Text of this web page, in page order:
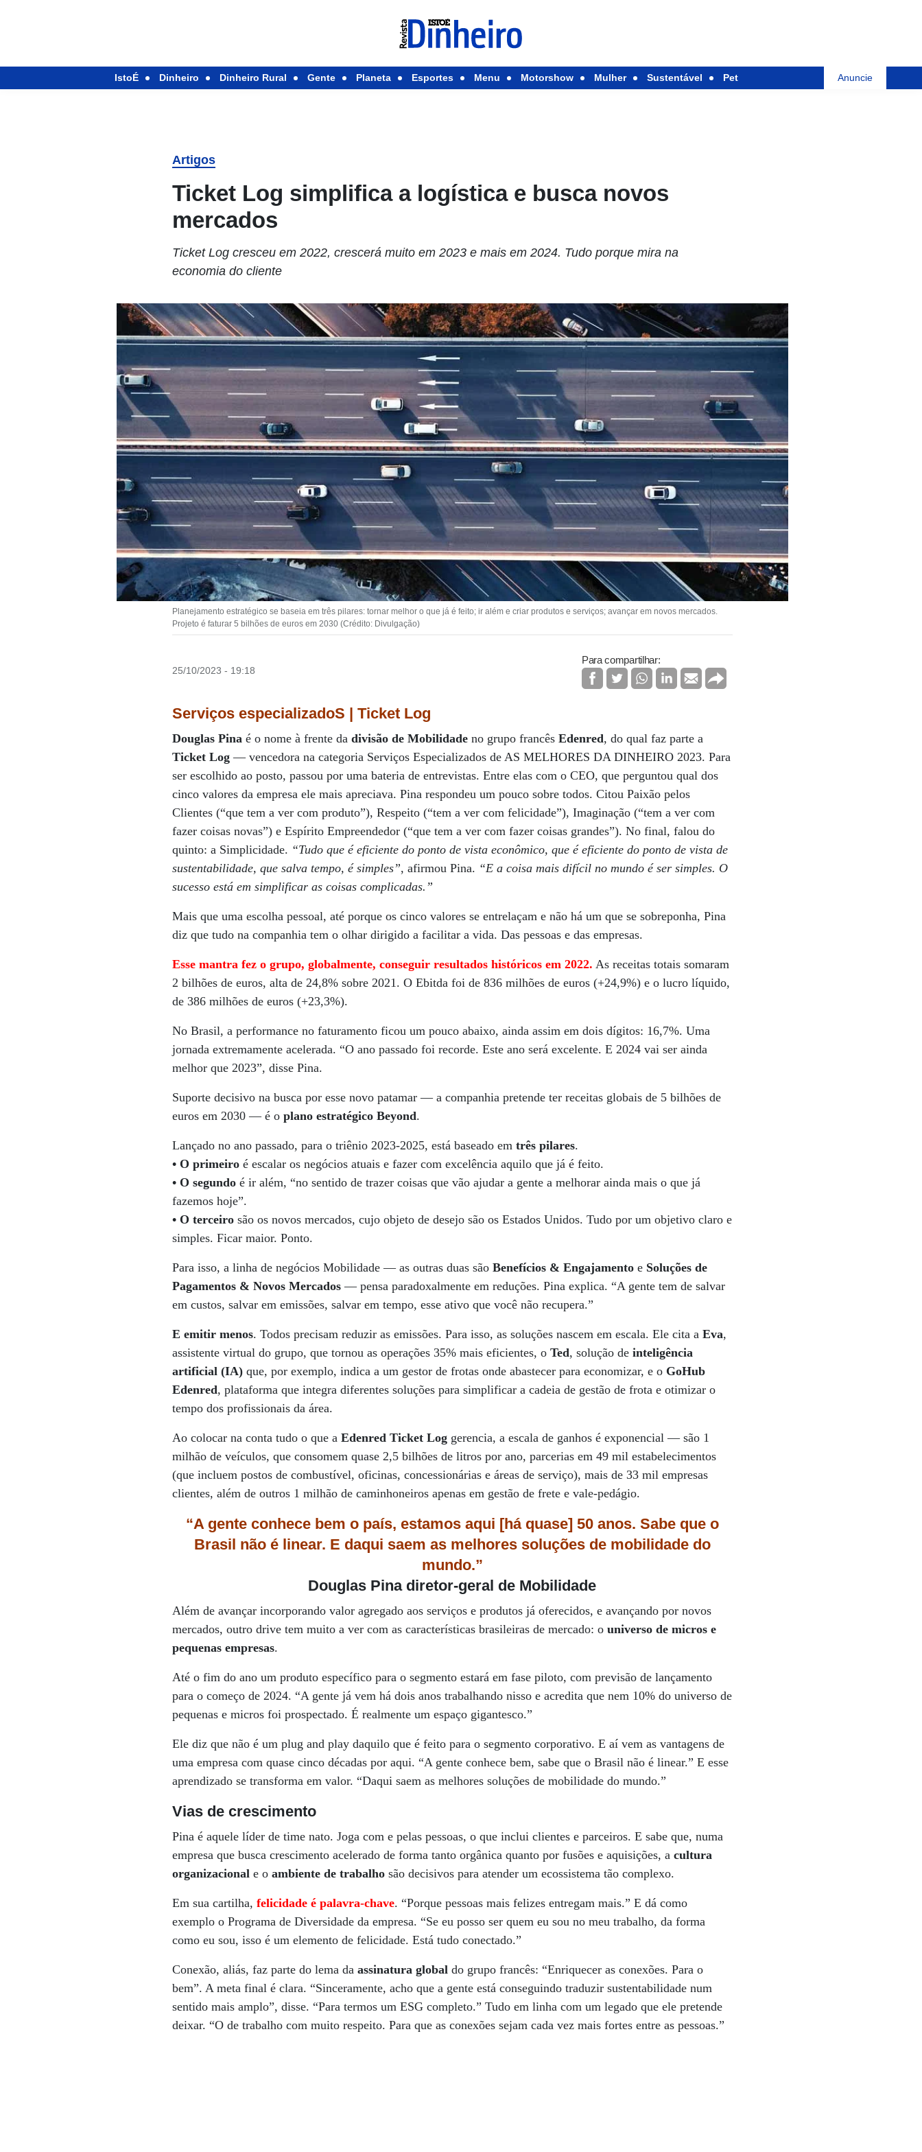
IstoÉ Dinheiro Dinheiro Rural Gente Planeta Esportes Menu Motorshow Mulher Sustentável Pet Anuncie
Artigos
Ticket Log simplifica a logística e busca novos
mercados
Ticket Log cresceu em 2022, crescerá muito em 2023 e mais em 2024. Tudo porque mira na
economia do cliente
Planejamento estratégico se baseia em três pilares: tornar melhor o que já é feito; ir além e criar produtos e serviços; avançar em novos mercados.
Projeto é faturar 5 bilhões de euros em 2030 (Crédito: Divulgação)
25/10/2023 - 19:18
Para compartilhar:
Serviços especializadoS | Ticket Log
Douglas Pina é o nome à frente dadivisão de Mobilidade no grupo francêsEdenred, do qual faz parte a
Ticket Log — vencedora na categoria Serviços Especializados de AS MELHORES DA DINHEIRO 2023. Para
ser escolhido ao posto, passou por uma bateria de entrevistas. Entre elas com o CEO, que perguntou qual dos
cinco valores da empresa ele mais apreciava. Pina respondeu um pouco sobre todos. Citou Paixão pelos
Clientes (“que tem a ver com produto”), Respeito (“tem a ver com felicidade”), Imaginação (“tem a ver com
fazer coisas novas”) e Espírito Empreendedor (“que tem a ver com fazer coisas grandes”). No final, falou do
quinto: a Simplicidade. “Tudo que é eficiente do ponto de vista econômico, que é eficiente do ponto de vista de
sustentabilidade, que salva tempo, é simples”, afirmou Pina. “E a coisa mais difícil no mundo é ser simples. O
sucesso está em simplificar as coisas complicadas.”
Mais que uma escolha pessoal, até porque os cinco valores se entrelaçam e não há um que se sobreponha, Pina
diz que tudo na companhia tem o olhar dirigido a facilitar a vida. Das pessoas e das empresas.
Esse mantra fez o grupo, globalmente, conseguir resultados históricos em 2022. As receitas totais somaram
2 bilhões de euros, alta de 24,8% sobre 2021. O Ebitda foi de 836 milhões de euros (+24,9%) e o lucro líquido,
de 386 milhões de euros (+23,3%).
No Brasil, a performance no faturamento ficou um pouco abaixo, ainda assim em dois dígitos: 16,7%. Uma
jornada extremamente acelerada. “O ano passado foi recorde. Este ano será excelente. E 2024 vai ser ainda
melhor que 2023”, disse Pina.
Suporte decisivo na busca por esse novo patamar — a companhia pretende ter receitas globais de 5 bilhões de
euros em 2030 — é oplano estratégico Beyond.
Lançado no ano passado, para o triênio 2023-2025, está baseado emtrês pilares.
• O primeiro é escalar os negócios atuais e fazer com excelência aquilo que já é feito.
• O segundo é ir além, “no sentido de trazer coisas que vão ajudar a gente a melhorar ainda mais o que já
fazemos hoje”.
• O terceiro são os novos mercados, cujo objeto de desejo são os Estados Unidos. Tudo por um objetivo claro e
simples. Ficar maior. Ponto.
Para isso, a linha de negócios Mobilidade — as outras duas sãoBenefícios & Engajamento e Soluções de
Pagamentos & Novos Mercados — pensa paradoxalmente em reduções. Pina explica. “A gente tem de salvar
em custos, salvar em emissões, salvar em tempo, esse ativo que você não recupera.”
E emitir menos. Todos precisam reduzir as emissões. Para isso, as soluções nascem em escala. Ele cita aEva,
assistente virtual do grupo, que tornou as operações 35% mais eficientes, oTed, solução deinteligência
artificial (IA) que, por exemplo, indica a um gestor de frotas onde abastecer para economizar, e o GoHub
Edenred, plataforma que integra diferentes soluções para simplificar a cadeia de gestão de frota e otimizar o
tempo dos profissionais da área.
Ao colocar na conta tudo o que aEdenred Ticket Log gerencia, a escala de ganhos é exponencial — são 1
milhão de veículos, que consomem quase 2,5 bilhões de litros por ano, parcerias em 49 mil estabelecimentos
(que incluem postos de combustível, oficinas, concessionárias e áreas de serviço), mais de 33 mil empresas
clientes, além de outros 1 milhão de caminhoneiros apenas em gestão de frete e vale-pedágio.
“A gente conhece bem o país, estamos aqui [há quase] 50 anos. Sabe que o
Brasil não é linear. E daqui saem as melhores soluções de mobilidade do
mundo.”
Douglas Pina diretor-geral de Mobilidade
Além de avançar incorporando valor agregado aos serviços e produtos já oferecidos, e avançando por novos
mercados, outro drive tem muito a ver com as características brasileiras de mercado: ouniverso de micros e
pequenas empresas.
Até o fim do ano um produto específico para o segmento estará em fase piloto, com previsão de lançamento
para o começo de 2024. “A gente já vem há dois anos trabalhando nisso e acredita que nem 10% do universo de
pequenas e micros foi prospectado. É realmente um espaço gigantesco.”
Ele diz que não é um plug and play daquilo que é feito para o segmento corporativo. E aí vem as vantagens de
uma empresa com quase cinco décadas por aqui. “A gente conhece bem, sabe que o Brasil não é linear.” E esse
aprendizado se transforma em valor. “Daqui saem as melhores soluções de mobilidade do mundo.”
Vias de crescimento
Pina é aquele líder de time nato. Joga com e pelas pessoas, o que inclui clientes e parceiros. E sabe que, numa
empresa que busca crescimento acelerado de forma tanto orgânica quanto por fusões e aquisições, acultura
organizacional e oambiente de trabalho são decisivos para atender um ecossistema tão complexo.
Em sua cartilha,felicidade é palavra-chave. “Porque pessoas mais felizes entregam mais.” E dá como
exemplo o Programa de Diversidade da empresa. “Se eu posso ser quem eu sou no meu trabalho, da forma
como eu sou, isso é um elemento de felicidade. Está tudo conectado.”
Conexão, aliás, faz parte do lema daassinatura global do grupo francês: “Enriquecer as conexões. Para o
bem”. A meta final é clara. “Sinceramente, acho que a gente está conseguindo traduzir sustentabilidade num
sentido mais amplo”, disse. “Para termos um ESG completo.” Tudo em linha com um legado que ele pretende
deixar. “O de trabalho com muito respeito. Para que as conexões sejam cada vez mais fortes entre as pessoas.”